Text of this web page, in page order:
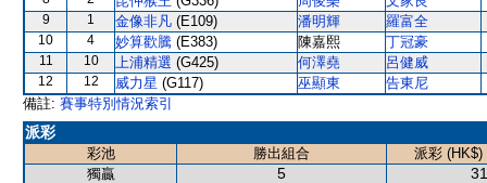
9 1 金像非凡 (E109) 潘明輝 羅富全
10 4 妙算歡騰 (E383) 陳嘉熙 丁冠豪
11 10 上浦精選 (G425) 何澤堯 呂健威
12 12 威力星 (G117) 巫顯東
告東尼
備註: 賽事特別情況索引
派彩
彩池 勝出組合
派彩 (HK$)
獨贏
5